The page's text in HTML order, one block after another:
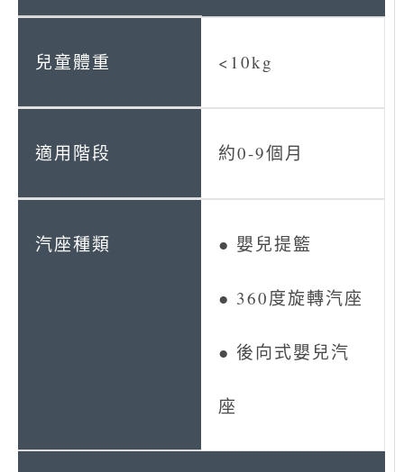
<10kg
約0-9個月
● 嬰兒提籃
● 360度旋轉汽座
● 後向式嬰兒汽
座